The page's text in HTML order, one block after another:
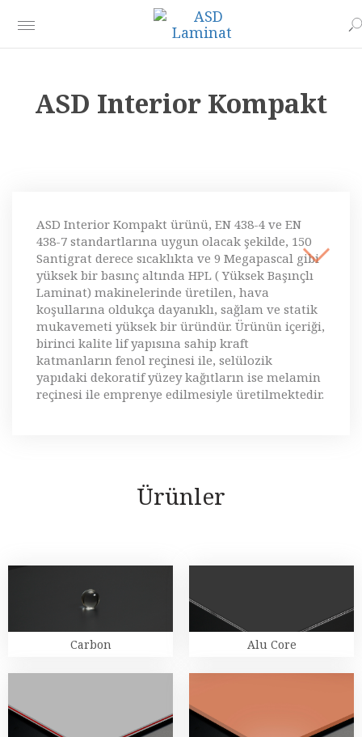
ASD Interior Kompakt
ASD Interior Kompakt ürünü, EN 438-4 ve EN
438-7 standartlarına uygun olacak şekilde, 150
Santigrat derece sıcaklıkta ve 9 Megapascal gibi
yüksek bir basınç altında HPL ( Yüksek Başınçlı
Laminat) makinelerinde üretilen, hava
koşullarına oldukça dayanıklı, sağlam ve statik
mukavemeti yüksek bir üründür. Ürünün içeriği,
birinci kalite lif yapısına sahip kraft
katmanların fenol reçinesi ile, selülozik
yapıdaki dekoratif yüzey kağıtların ise melamin
reçinesi ile emprenye edilmesiyle üretilmektedir.
Ürünler
Carbon Alu Core